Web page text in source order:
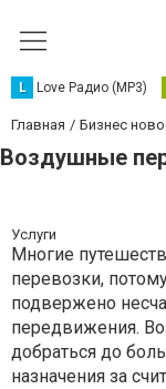
L Love Радио (MP3)
Главная Бизнес
Воздушные
Услуги
Многие
перевозки,
подвержено
передвижения.
добраться до
назначения за